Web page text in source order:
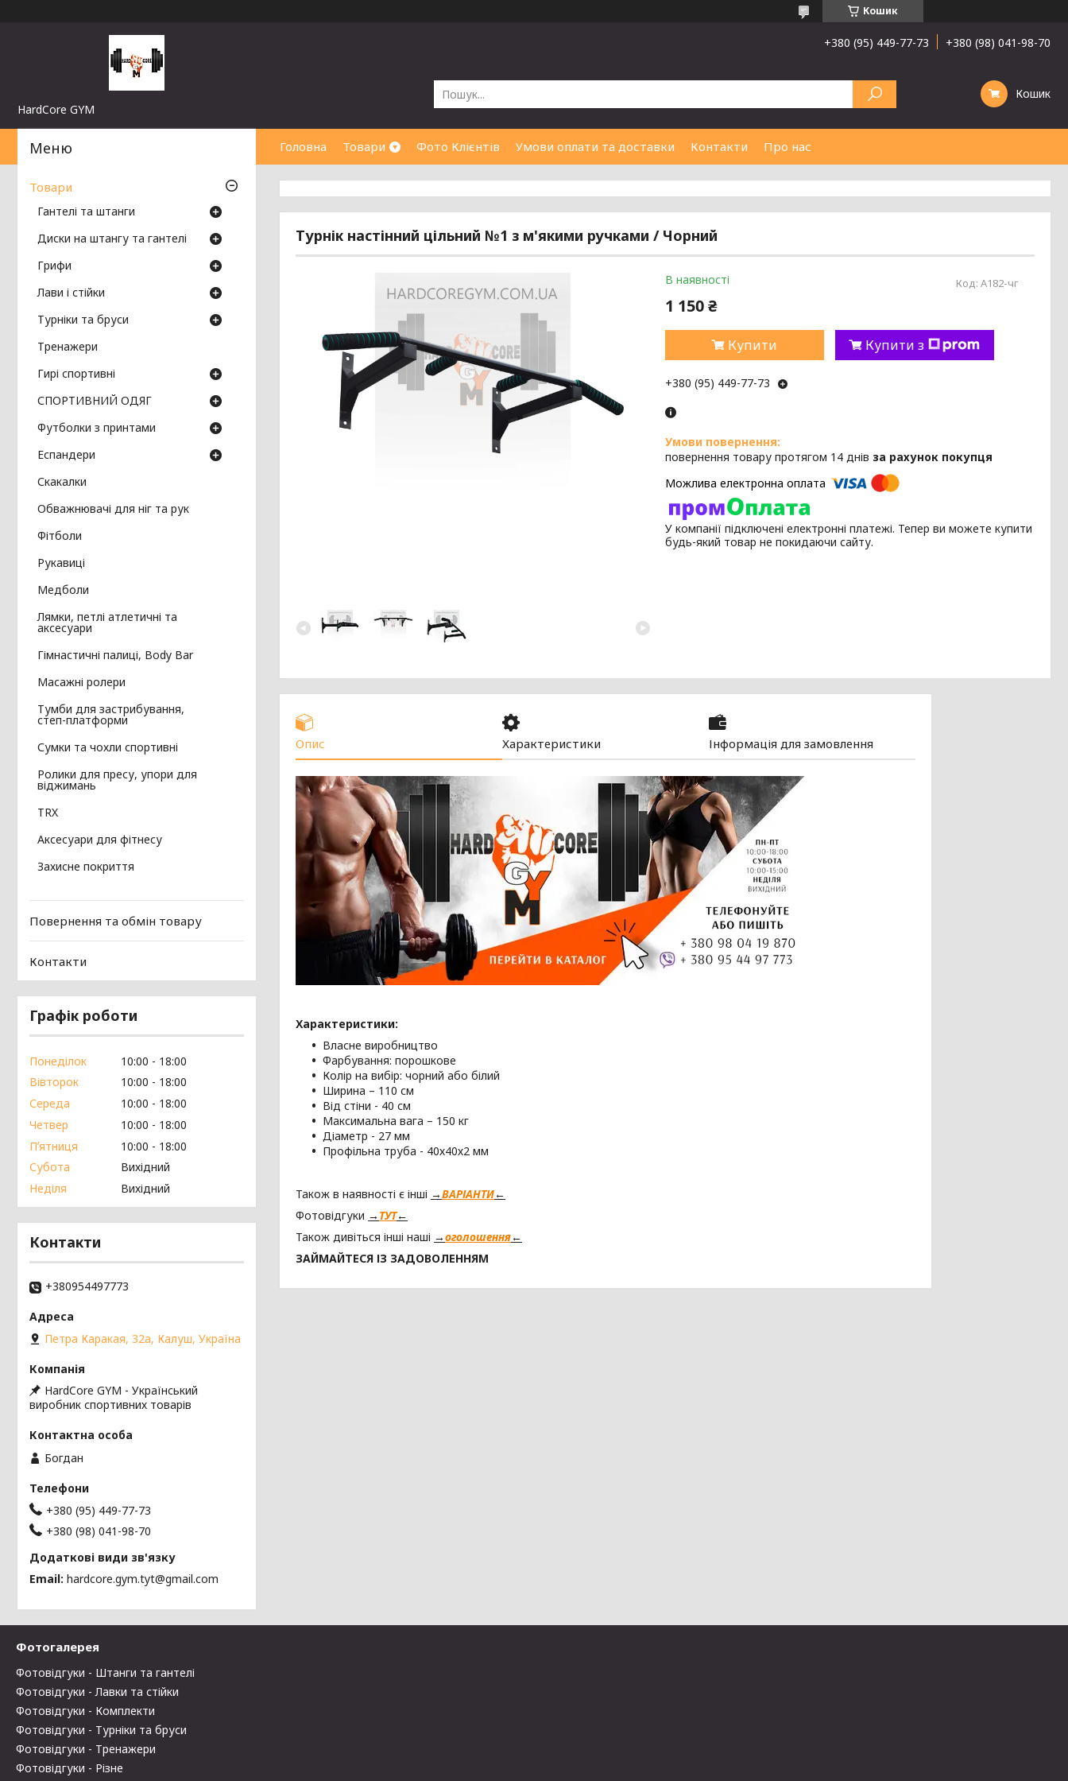
Кошик
HardCore GYM
+380 (95) 449-77-73 +380 (98) 041-98-70
Кошик
Головна Товари Фото Клієнтів Умови оплати та доставки Контакти Про нас
Турнік настінний цільний №1 з м'якими ручками / Чорний
В наявності Код: А182-чг
1 150 ₴
Купити Купити з
+380 (95) 449-77-73
повернення товару протягом 14 днів за рахунок покупця
У компанії підключені електронні платежі. Тепер ви можете купити
будь-який товар не покидаючи сайту.
Опис Характеристики Інформація для замовлення
Характеристики:
Власне виробництво
Фарбування: порошкове
Колір на вибір: чорний або білий
Ширина – 110 см
Від стіни - 40 см
Максимальна вага – 150 кг
Діаметр - 27 мм
Профільна труба - 40х40х2 мм
Також в наявності є інші →ВАРІАНТИ←
Фотовідгуки → ТУТ←
Також дивіться інші наші →оголошення←
ЗАЙМАЙТЕСЯ ІЗ ЗАДОВОЛЕННЯМ
Товари
Гантелі та штанги
Диски на штангу та гантелі
Грифи
Лави і стійки
Турніки та бруси
Тренажери
Гирі спортивні
СПОРТИВНИЙ ОДЯГ
Футболки з принтами
Еспандери
Скакалки
Обважнювачі для ніг та рук
Фітболи
Рукавиці
Медболи
Лямки, петлі атлетичні та
аксесуари
Гімнастичні палиці, Body Bar
Масажні ролери
Тумби для застрибування,
степ-платформи
Сумки та чохли спортивні
Ролики для пресу, упори для
віджимань
TRX
Аксесуари для фітнесу
Захисне покриття
Повернення та обмін товару
Контакти
Графік роботи
Понеділок 10:00
18:00
Вівторок
10:00
18:00
Середа
10:00
18:00
Четвер
10:00
18:00
Пʼятниця
10:00
18:00
Субота
Вихідний
Неділя
Вихідний
Контакти
+380954497773
Петра Каракая, 32а, Калуш, Україна
HardCore GYM - Український
виробник спортивних товарів
Богдан
+380 (95) 449-77-73
+380 (98) 041-98-70
Email hardcore.gym.tyt@gmail.com
Фотогалерея
Фотовідгуки - Штанги та гантелі
Фотовідгуки - Лавки та стійки
Фотовідгуки - Комплекти
Фотовідгуки - Турніки та бруси
Фотовідгуки - Тренажери
Фотовідгуки - Різне